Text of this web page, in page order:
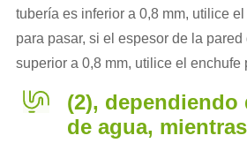
tubería es inferior a 0,8 mm, utilice
para pasar, si el espesor de la
superior a 0,8 mm, utilice el enchufe
(2), dependiendo
de agua,